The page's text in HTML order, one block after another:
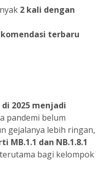
2 kali dengan
terbaru
2025 menjadi
pandemi belum
gejalanya lebih ringan,
MB.1.1 dan NB.1.8.1
bagi kelompok